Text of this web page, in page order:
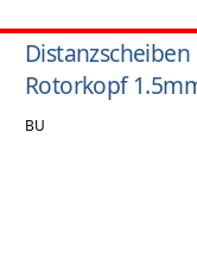
Distanzscheiben
Rotorkopf
BU